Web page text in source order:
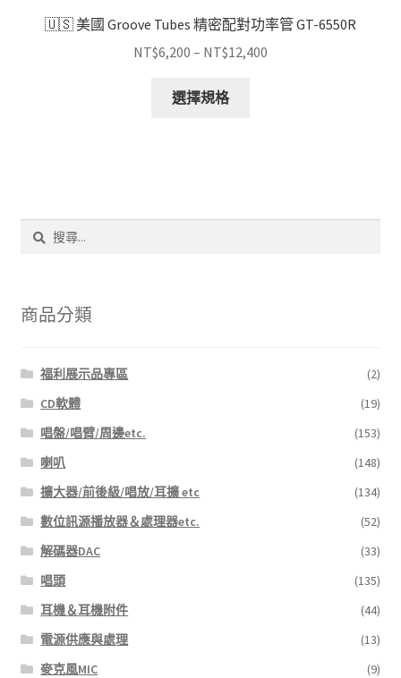
🇺🇸 美國 Groove Tubes 精密配對功率管 GT-6550R
NT$6,200 – NT$12,400
選擇規格
款
字:
商品分類
福利展示品專區
(2)
CD軟體
(19)
唱盤/唱臂/周邊etc.
(153)
喇叭
(148)
擴大器/前後級/唱放/耳擴 etc
(134)
數位訊源播放器＆處理器etc.
(52)
解碼器DAC
(33)
唱頭
(135)
耳機＆耳機附件
(44)
電源供應與處理
(13)
麥克風MIC
(9)